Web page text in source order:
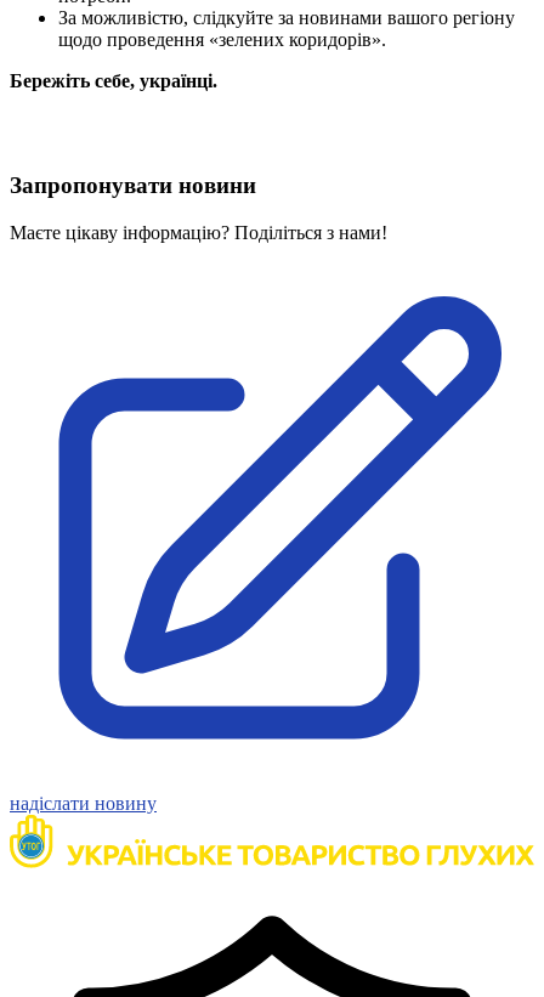
Статут УТОГ
Нормативна база УТОГ
Законодавство
За можливістю, слідкуйте за новинами вашого регіону
щодо проведення «зелених коридорів».
Бережіть себе, українці.
Запропонувати новини
Маєте цікаву інформацію? Поділіться з нами!
надіслати новину